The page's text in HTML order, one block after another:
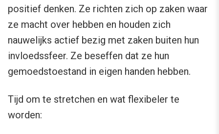
positief denken. Ze richten zich op zaken waar
ze macht over hebben en houden zich
nauwelijks actief bezig met zaken buiten hun
invloedssfeer. Ze beseffen dat ze hun
gemoedstoestand in eigen handen hebben.
Tijd om te stretchen en wat flexibeler te
worden: